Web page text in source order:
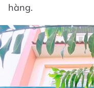
hàng.